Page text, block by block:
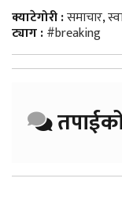
क्याटेगोरी :समाचार,
ट्याग :#breaking